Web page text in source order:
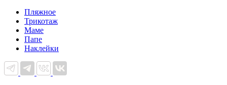
Пляжное
Трикотаж
Маме
Папе
Наклейки